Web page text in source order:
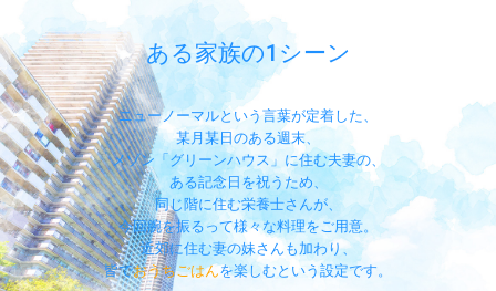
ある家族の1シーン
ニューノーマルという言葉が定着した、
某月某日のある週末、
メゾン「グリーンハウス」に住む夫妻の、
ある記念日を祝うため、
同じ階に住む栄養士さんが、
今回腕を振るって様々な料理をご用意。
近郊に住む妻の妹さんも加わり、
皆でおうちごはんを楽しむという設定です。